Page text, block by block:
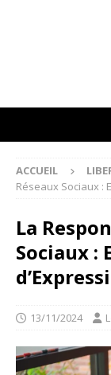
ACCUEIL
Réseaux Sociaux :
La
Sociaux :
13/11/2024